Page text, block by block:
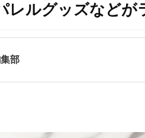
レルグッズなどが
部